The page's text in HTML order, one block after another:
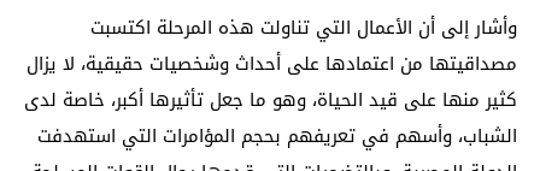
وأشار إلى أن الأعمال التي تناولت هذه المرحلة اكتسبت
مصداقيتها من اعتمادها على أحداث وشخصيات حقيقية، لا يزال
كثير منها على قيد الحياة، وهو ما جعل تأثيرها أكبر، خاصة لدى
الشباب، وأسهم في تعريفهم بحجم المؤامرات التي استهدفت